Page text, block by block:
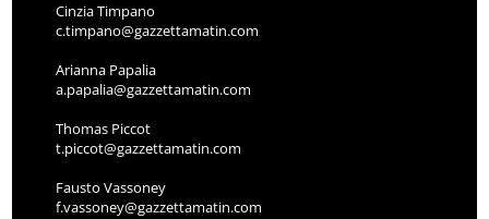
Cinzia Timpano
c.timpano@gazzettamatin.com
Arianna Papalia
a.papalia@gazzettamatin.com
Thomas Piccot
t.piccot@gazzettamatin.com
Fausto Vassoney
f.vassoney@gazzettamatin.com